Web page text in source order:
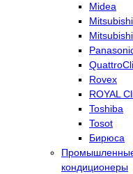
Midea
Rovex
ROYAL
Toshiba
Tosot
Бирюса
кондиционеры